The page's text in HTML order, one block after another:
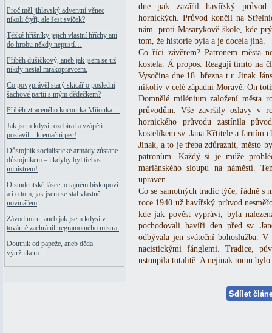
Proč měl jihlavský adventní věnec
nikoli čtyři, ale šest svíček?
Těžké hříšníky jejich vlastní hříchy ani
do hrobu někdy nepustí…
Příběh dušičkový, aneb jak jsem se už
nikdy nestal mrakopravcem.
Co povyprávěl starý skicář o poslední
šachové partii s mým dědečkem?
Příběh ztraceného kocourka Mňouka…
Jak jsem kdysi rozebíral a vzápětí
postavil – kremační pec!
Důstojník socialistické armády zůstane
důstojníkem – i kdyby byl třebas
ministrem!
O studentské lásce, o tajném biskupovi
a i o tom, jak jsem se stal vlastně
novinářem
Závod míru, aneb jak jsem kdysi v
továrně zachránil negramotného mistra.
Doutník od papeže, aneb děda
výtržníkem…
dne pak zazářil havířský
hornických. Průvod končil na
nám. proti Masarykově škole, kde
tom, že historie byla a je docela jiná.
Co říci závěrem? Patronem města
kostela. Á propos. Reaguji tímto na
Vysočina dne 18. března t.r. Jinak
nikoliv v celé západní Moravě. On
Domnělé milénium založení města
průvodům. Vše završily oslavy v
hornického průvodu zastínila
kostelíkem sv. Jana Křtitele a farním
Jinak, a to je třeba zdůraznit, město
patronům. Každý si je může
mariánského sloupu na náměstí.
upraven.
Co se samotných tradic týče, řádně
roce 1940 už havířský průvod
kde jak pověst vypráví, byla
pochodovali havíři den před sv.
odbývala jen sváteční bohoslužba.
nacistickými fánglemi. Tradice,
ustoupila totalitě. A nejinak tomu
Sdílet